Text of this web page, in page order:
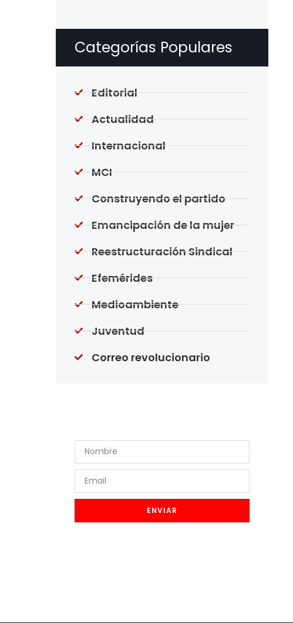
Categorías Populares
Editorial
Actualidad
Internacional
MCI
Construyendo el partido
Emancipación de la mujer
Reestructuración Sindical
Efemérides
Medioambiente
Juventud
Correo revolucionario
ENVIAR